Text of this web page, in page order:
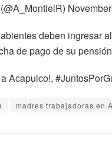
deben ingresar
de pago de su
Acapulco!,
madres trabajadoras en